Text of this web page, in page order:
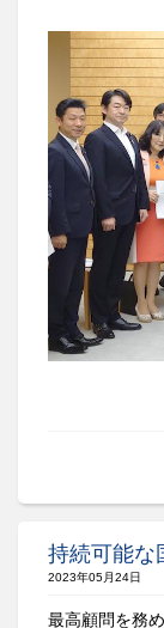
持続可能な
2023年05月24日
最高顧問を務